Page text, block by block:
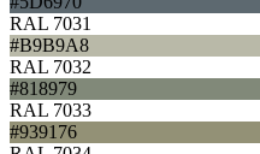
RAL 7031
#B9B9A8
RAL 7032
#818979
RAL 7033
#939176